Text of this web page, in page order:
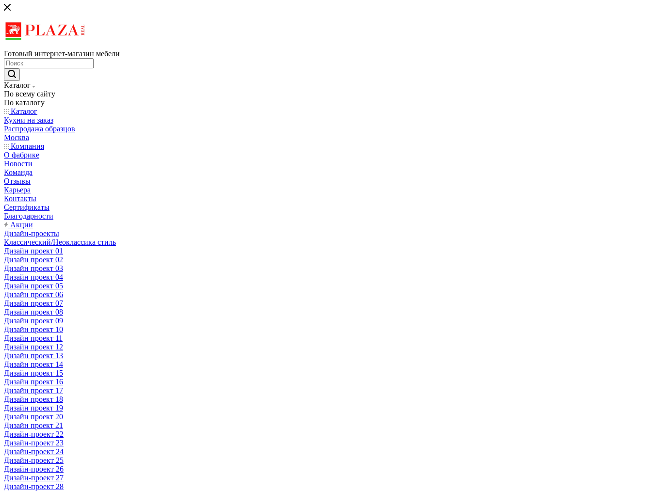
Готовый интернет-магазин мебели
Каталог
По всему сайту
По каталогу
Каталог
Кухни на заказ
Распродажа образцов
Москва
Компания
О фабрике
Новости
Команда
Отзывы
Карьера
Контакты
Сертификаты
Благодарности
Акции
Дизайн-проекты
Классический/Неоклассика стиль
Дизайн проект 01
Дизайн проект 02
Дизайн проект 03
Дизайн проект 04
Дизайн проект 05
Дизайн проект 06
Дизайн проект 07
Дизайн проект 08
Дизайн проект 09
Дизайн проект 10
Дизайн проект 11
Дизайн проект 12
Дизайн проект 13
Дизайн проект 14
Дизайн проект 15
Дизайн проект 16
Дизайн проект 17
Дизайн проект 18
Дизайн проект 19
Дизайн проект 20
Дизайн проект 21
Дизайн-проект 22
Дизайн-проект 23
Дизайн-проект 24
Дизайн-проект 25
Дизайн-проект 26
Дизайн-проект 27
Дизайн-проект 28